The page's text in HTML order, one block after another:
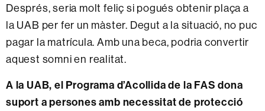
Després, seria molt feliç si pogués obtenir plaça a
la UAB per fer un màster. Degut a la situació, no puc
pagar la matrícula. Amb una beca, podria convertir
aquest somni en realitat.
A la UAB, el Programa d’Acollida de la FAS dona
suport a persones amb necessitat de protecció